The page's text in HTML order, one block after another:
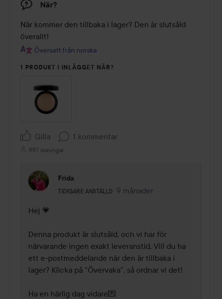
När?
När kommer den tillbaka i lager? Den är slutsåld
överallt!
Översatt från norska
1 PRODUKT I INLÄGGET NÄR?
Gilla 1 kommentar
997 visningar
Frida
TIDIGARE ANSTÄLLD
Användarens roll: Tidigare anställd.
9 månader
Kommentaren lades 9
Hej 💗
Denna produkt är slutsåld, och vi har för
närvarande ingen exakt leveranstid. Vill du ha
ett e-postmeddelande när den är tillbaka i
lager? Klicka på "Övervaka", så ordnar vi det!
Ha en härlig dag vidare💌